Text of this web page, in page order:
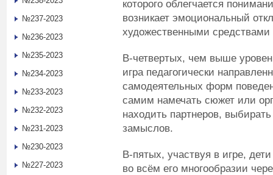
которого облегчается
возникает эмоциональный
художественными средствами
В-четвертых, чем выше
игра педагогически
самодеятельных форм
самим намечать сюжет или
находить партнеров,
замыслов.
В-пятых, участвуя в игре,
во всём его многообразии
№237-2023
№236-2023
№235-2023
№234-2023
№233-2023
№232-2023
№231-2023
№230-2023
№227-2023